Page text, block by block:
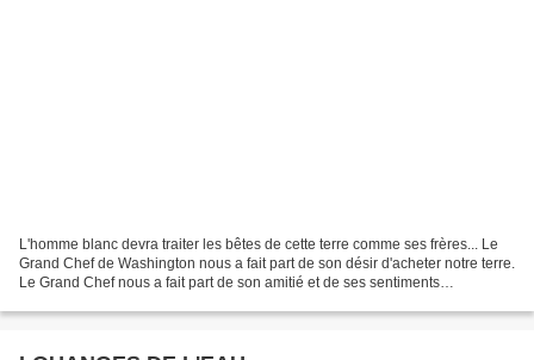
L'homme blanc devra traiter les bêtes de cette terre comme ses frères... Le
Grand Chef de Washington nous a fait part de son désir d'acheter notre terre.
Le Grand Chef nous a fait part de son amitié et de ses sentiments